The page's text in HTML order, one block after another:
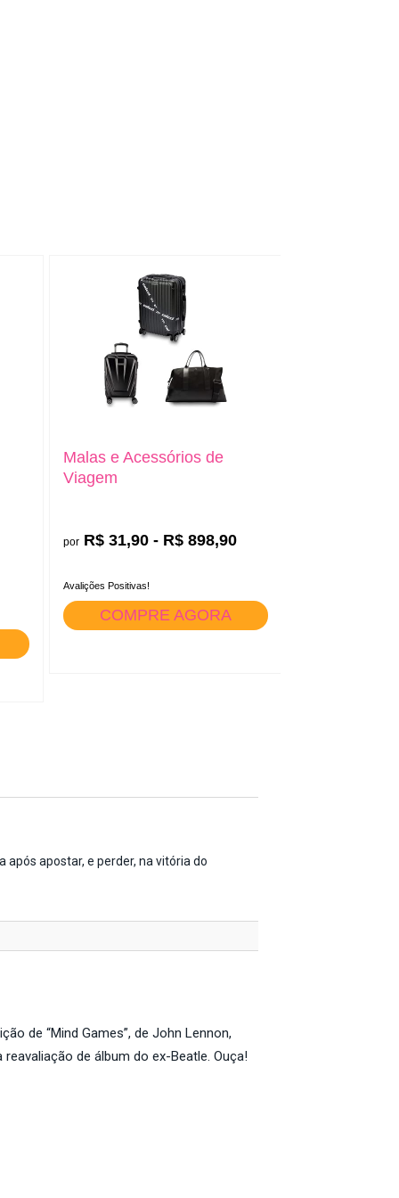
Malas e Acessórios de
Viagem
por R$ 31,90 - R$ 898,90
Avalições Positivas!
COMPRE AGORA
após apostar, e perder, na vitória do
de “Mind Games”, de John Lennon,
reavaliação de álbum do ex-Beatle. Ouça!